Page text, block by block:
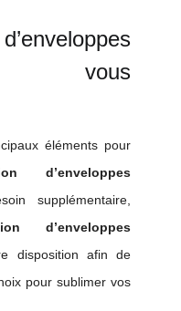
vous
éléments pour
d’enveloppes
supplémentaire,
d’enveloppes
disposition afin de
pour sublimer vos